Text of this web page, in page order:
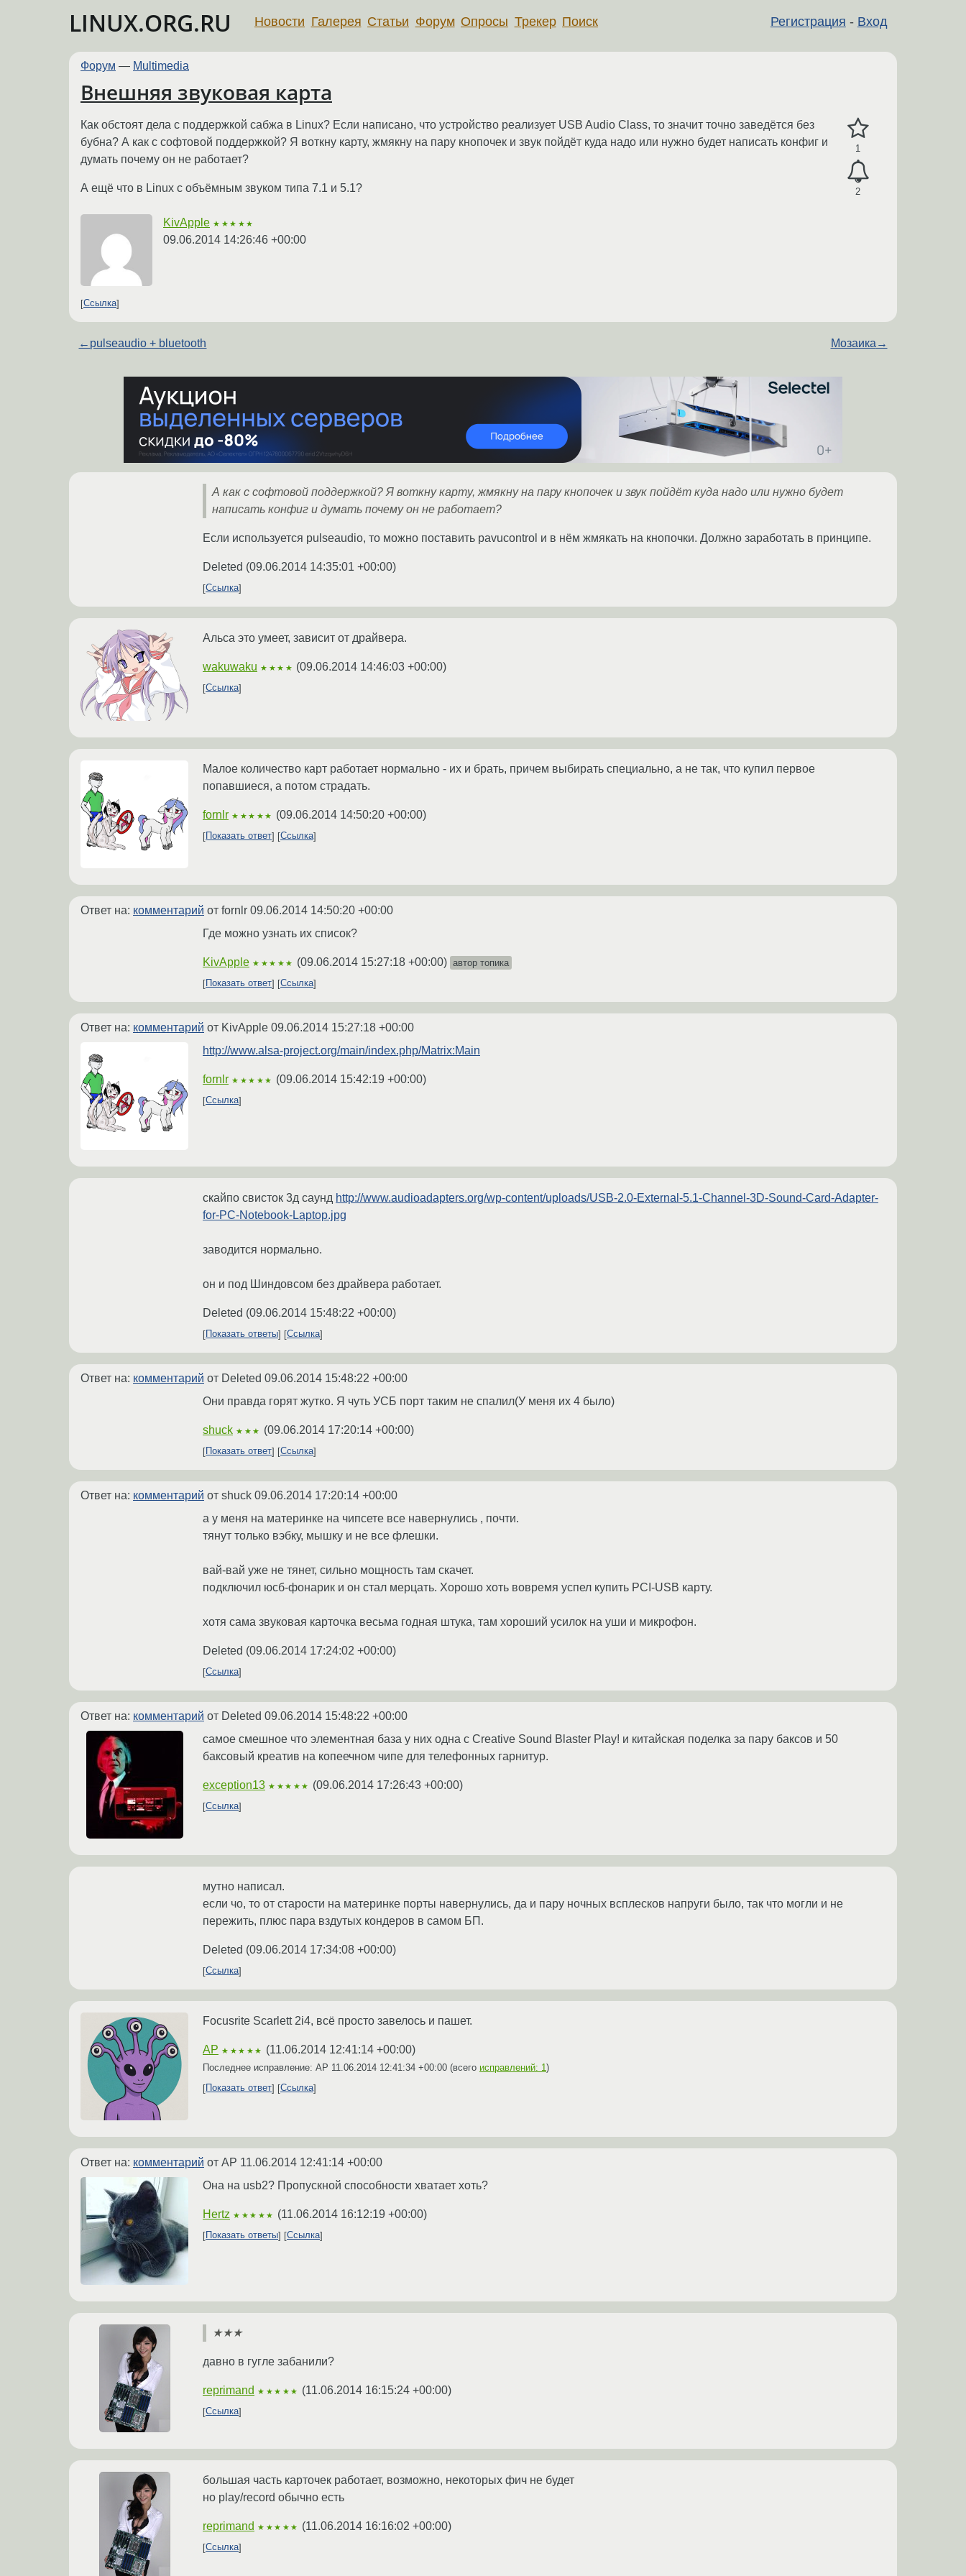
LINUX.ORG.RU Регистрация - Вход
Новости Галерея Статьи Форум Опросы Трекер Поиск
Форум — Multimedia
Внешняя звуковая карта
1
2
Как обстоят дела с поддержкой сабжа в Linux? Если написано, что устройство реализует USB Audio Class, то значит точно заведётся без
бубна? А как с софтовой поддержкой? Я воткну карту, жмякну на пару кнопочек и звук пойдёт куда надо или нужно будет написать конфиг и
думать почему он не работает?
А ещё что в Linux с объёмным звуком типа 7.1 и 5.1?
KivApple ★★★★★
09.06.2014 14:26:46 +00:00
Ссылка
← pulseaudio + bluetooth Мозаика →
А как с софтовой поддержкой? Я воткну карту, жмякну на пару кнопочек и звук пойдёт куда надо или нужно будет
написать конфиг и думать почему он не работает?
Если используется pulseaudio, то можно поставить pavucontrol и в нём жмякать на кнопочки. Должно заработать в принципе.
Deleted (09.06.2014 14:35:01 +00:00)
Ссылка
Альса это умеет, зависит от драйвера.
wakuwaku ★★★★ (09.06.2014 14:46:03 +00:00)
Ссылка
Малое количество карт работает нормально - их и брать, причем выбирать специально, а не так, что купил первое
попавшиеся, а потом страдать.
fornlr ★★★★★ (09.06.2014 14:50:20 +00:00)
Показать ответ Ссылка
Ответ на: комментарий от fornlr 09.06.2014 14:50:20 +00:00
Где можно узнать их список?
KivApple ★★★★★ (09.06.2014 15:27:18 +00:00) автор топика
Показать ответ
Ссылка
Ответ на: комментарий от KivApple 09.06.2014 15:27:18 +00:00
http://www.alsa-project.org/main/index.php/Matrix:Main
fornlr ★★★★★ (09.06.2014 15:42:19 +00:00)
Ссылка
скайпо свисток 3д саунд http://www.audioadapters.org/wp-content/uploads/USB-2.0-External-5.1-Channel-3D-Sound-Card-Adapter-
for-PC-Notebook-Laptop.jpg
заводится нормально.
он и под Шиндовсом без драйвера работает.
Deleted (09.06.2014 15:48:22 +00:00)
Показать ответы Ссылка
Ответ на: комментарий от Deleted 09.06.2014 15:48:22 +00:00
Они правда горят жутко. Я чуть УСБ порт таким не спалил(У меня их 4 было)
shuck ★★★ (09.06.2014 17:20:14 +00:00)
Показать ответ Ссылка
Ответ на: комментарий от shuck 09.06.2014 17:20:14 +00:00
а у меня на материнке на чипсете все навернулись , почти.
тянут только вэбку, мышку и не все флешки.
вай-вай уже не тянет, сильно мощность там скачет.
подключил юсб-фонарик и он стал мерцать. Хорошо хоть вовремя успел купить PCI-USB карту.
хотя сама звуковая карточка весьма годная штука, там хороший усилок на уши и микрофон.
Deleted (09.06.2014 17:24:02 +00:00)
Ссылка
Ответ на: комментарий от Deleted 09.06.2014 15:48:22 +00:00
самое смешное что элементная база у них одна с Creative Sound Blaster Play! и китайская поделка за пару баксов и 50
баксовый креатив на копеечном чипе для телефонных гарнитур.
exception13 ★★★★★ (09.06.2014 17:26:43 +00:00)
Ссылка
мутно написал.
если чо, то от старости на материнке порты навернулись, да и пару ночных всплесков напруги было, так что могли и не
пережить, плюс пара вздутых кондеров в самом БП.
Deleted (09.06.2014 17:34:08 +00:00)
Ссылка
Focusrite Scarlett 2i4, всё просто завелось и пашет.
AP ★★★★★ (11.06.2014 12:41:14 +00:00)
Последнее исправление: AP 11.06.2014 12:41:34 +00:00 (всего исправлений: 1 )
Показать ответ
Ссылка
Ответ на: комментарий от AP 11.06.2014 12:41:14 +00:00
Она на usb2? Пропускной способности хватает хоть?
Hertz ★★★★★ (11.06.2014 16:12:19 +00:00)
Показать ответы Ссылка
★★★
давно в гугле забанили?
reprimand ★★★★★ (11.06.2014 16:15:24 +00:00)
Ссылка
большая часть карточек работает, возможно, некоторых фич не будет
но play/record обычно есть
reprimand ★★★★★ (11.06.2014 16:16:02 +00:00)
Ссылка